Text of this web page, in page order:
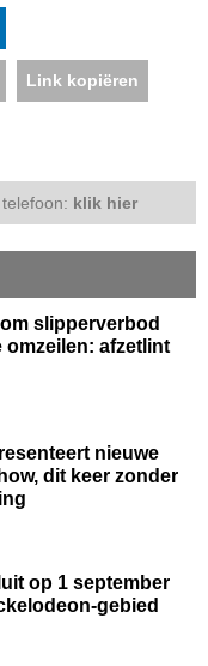
Link kopiëren
klik hier
slipperverbod
omzeilen: afzetlint
nieuwe
dit keer zonder
op 1 september
gebied